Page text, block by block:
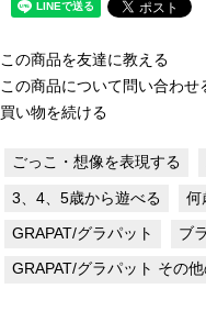
この商品を友達に教える
この商品について問い合わせ
買い物を続ける
ごっこ・想像を表現する
3、4、5歳から遊べる 何
GRAPAT/グラパット ブ
GRAPAT/グラパット その